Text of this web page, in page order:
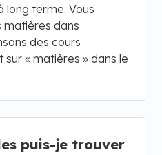
long terme. Vous
matières dans
des cours
« matières » dans le
puis-je trouver